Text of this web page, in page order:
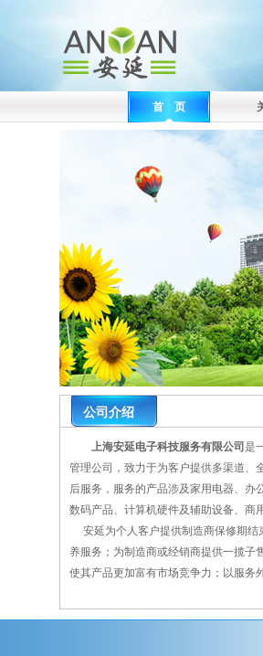
首 页
公司介绍
上海安延电子科技服务有限公司 是
管理公司，致力于为客户提供多渠道、
后服务，服务的产品涉及家用电器、办
数码产品、计算机硬件及辅助设备、商
安延为个人客户提供制造商保修期结
养服务；为制造商或经销商提供一揽子
使其产品更加富有市场竞争力；以服务